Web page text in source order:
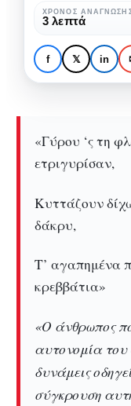
την
την
Ηλέκτρα
Ελληνικιώτη
ΧΡΌΝΟΣ
3 λεπτά
f 𝕏 in
«Γύρου ‘ς τη
ετριγυρίσαν,
Κυττάζουν
δάκρυ,
Τ’ αγαπημένα
κρεββάτια»
«Ο άνθρωπος
αυτονομία του
δυνάμεις
σύγκρουση